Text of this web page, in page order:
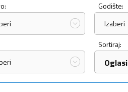
Godište:
Izaberi
Sortiraj: